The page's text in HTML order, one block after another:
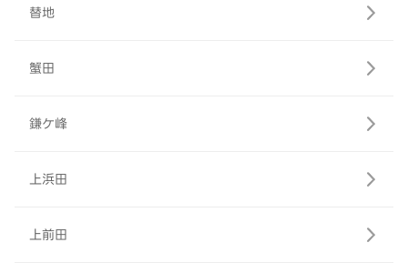
替地
蟹田
鎌ケ峰
上浜田
上前田